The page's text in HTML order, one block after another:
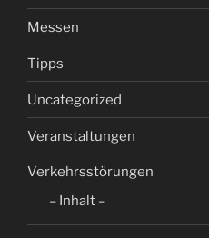
Messen
Tipps
Uncategorized
Veranstaltungen
Verkehrsstörungen
– Inhalt –